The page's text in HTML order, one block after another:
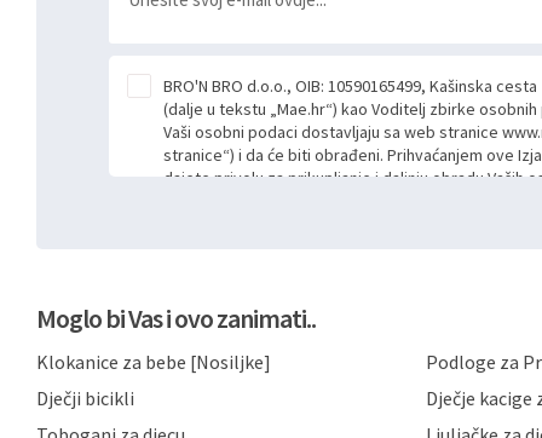
BRO'N BRO d.o.o., OIB: 10590165499, Kašinska
(dalje u tekstu „Mae.hr“) kao Voditelj zbirke
Vaši osobni podaci dostavljaju sa web stranice
stranice“) i da će biti obrađeni. Prihvaćanjem ove
dajete privolu za prikupljanje i daljnju obradu Vaših
možete pročitati ovdje, sukladno Politici
primjenu odgovarajućih tehničkih i sigurnosnih
privatnost svojih korisnika i posjetitelja web
podataka te omogućava pristup i priopćavanje
Moglo bi Vas i ovo zanimati..
Klokanice za bebe [Nosiljke]
Podloge za
Dječji bicikli
Dječje kacige